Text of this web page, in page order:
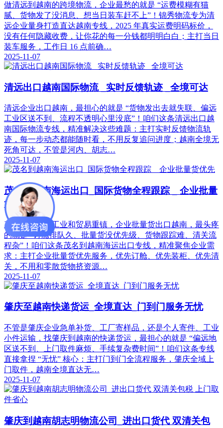
做清远到越南的跨境物流，企业最愁的就是 “运费模糊有猫
腻、货物发了没消息、想当日装车赶不上”！锦秀物流专为清
远企业量身打造直达越南专线，2025 年真实运费明码标价，
没有任何隐藏收费，让你花的每一分钱都明明白白；主打当日
装车服务，工作日 16 点前确…
2025-11-07
清远出口越南国际物流 _实时反馈轨迹 _全境可达
清远企业出口越南，最担心的就是 “货物发出去就失联、偏远
工业区送不到、流程不透明心里没底”！咱们这条清远出口越
南国际物流专线，精准解决这些难题：主打实时反馈物流轨
迹，每一步动态都能随时看，不用反复追问进度；越南全境无
死角可达，不管是河内、胡志…
2025-11-07
茂名到越南海运出口_国际货物全程跟踪 _ 企业批量
货优先
茂名作为粤西工业和贸易重镇，企业批量货出口越南，最头疼
的就是 “订舱排队久、批量货没优先级、货物跟踪难、清关流
程杂”！咱们这条茂名到越南海运出口专线，精准聚焦企业需
求：主打企业批量货优先服务，优先订舱、优先装柜、优先清
关，不用和零散货物挤资源…
2025-11-07
肇庆至越南快递货运_全境直达_门到门服务无忧
不管是肇庆企业急单补货、工厂寄样品，还是个人寄件、工业
小件运输，找肇庆到越南的快递货运，最担心的就是 “偏远地
区送不到、上门取件麻烦、手续复杂费时间”！咱们这条专线
直接拿捏 “无忧” 核心：主打门到门全流程服务，肇庆全域上
门取件，越南全境直达无…
2025-11-07
肇庆到越南胡志明物流公司_进出口货代 双清关包